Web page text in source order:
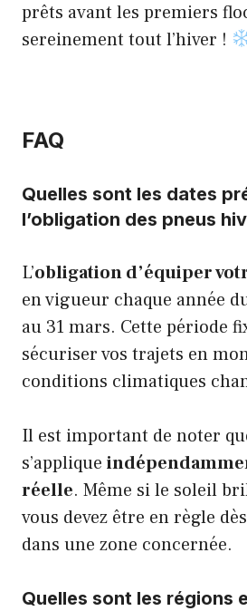
prêts avant les premiers
sereinement tout l’hiver !
FAQ
Quelles sont les dates
l’obligation des pneus
L’obligation d’équiper
en vigueur chaque année
au 31 mars. Cette période
sécuriser vos trajets en
conditions climatiques
Il est important de noter
s’applique
réelle. Même si le soleil
vous devez être en règle
dans une zone concernée.
Quelles sont les régions